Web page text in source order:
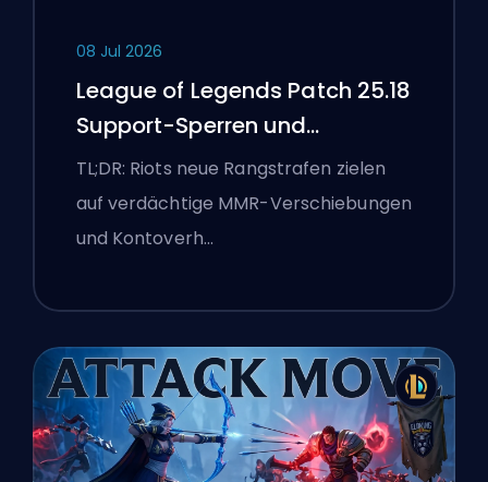
08 Jul 2026
League of Legends Patch 25.18
Support-Sperren und
Boosting-Flaggen
TL;DR: Riots neue Rangstrafen zielen
auf verdächtige MMR-Verschiebungen
und Kontoverh…